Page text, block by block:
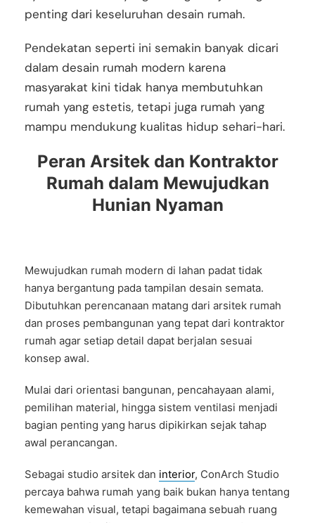
penting dari keseluruhan desain rumah.
Pendekatan seperti ini semakin banyak dicari
dalam desain rumah modern karena
masyarakat kini tidak hanya membutuhkan
rumah yang estetis, tetapi juga rumah yang
mampu mendukung kualitas hidup sehari-hari.
Peran Arsitek dan Kontraktor
Rumah dalam Mewujudkan
Hunian Nyaman
Mewujudkan rumah modern di lahan padat tidak
hanya bergantung pada tampilan desain semata.
Dibutuhkan perencanaan matang dari arsitek rumah
dan proses pembangunan yang tepat dari kontraktor
rumah agar setiap detail dapat berjalan sesuai
konsep awal.
Mulai dari orientasi bangunan, pencahayaan alami,
pemilihan material, hingga sistem ventilasi menjadi
bagian penting yang harus dipikirkan sejak tahap
awal perancangan.
Sebagai studio arsitek dan interior, ConArch Studio
percaya bahwa rumah yang baik bukan hanya tentang
kemewahan visual, tetapi bagaimana sebuah ruang